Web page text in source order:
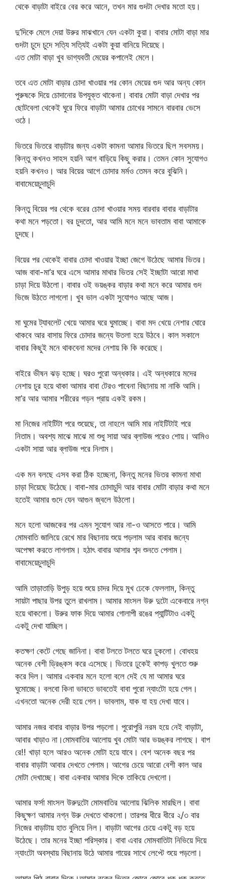
থেকে বাড়াটা বাইরে বের করে আনে, তখন মার গুদটা দেখার মতো হয়।
দু’দিকে মেলে দেয়া উরুর মাঝখানে যেন একটা কুয়া। বাবার মোটা বাড়া মার
গুদটা চুদে চুদে সত্যি সত্যিই একটা কুয়া বানিয়ে দিয়েছে।
এত মোটা বাড়া খুব ভাগ্যবতী মেয়ের কপালেই মেলে।
তবে এত মোটা বাড়ার চোদা খাওয়ার পর কোন মেয়ের গুদ আর অন্য কোন
পুরুষকে দিয়ে চোদানোর উপযুক্ত থাকেনা। বাবার মোটা বাড়া দেখার পর
ছোটবেলা থেকেই ঘুরে ফিরে বাড়াটা আমার চোখের সামনে বারবার ভেসে
ওঠে।
ভিতরে ভিতরে বাড়াটার জন্য একটা কামনা আমার ভিতরে ছিল সবসময়।
কিন্তু কখনও সাহস হয়নি আগ বাড়িয়ে কিছু করার। তেমন কোন সুযোগও
হয়নি কখনও। আর বিয়ের আগে চোদার মর্মও তেমন করে বুঝিনি।
বাবামেয়েচুদাচুদি
কিন্তু বিয়ের পর থেকে বরের চোদা খাওয়ার সময় বারবার বাবার বাড়াটার
কথা মনে পড়তো। বর চুদতো, আর আমি মনে মনে ভাবতাম বাবা আমাকে
চুদছে।
বিয়ের পর থেকেই বাবার চোদা খাওয়ার ইচ্ছা জেগে উঠেছে আমার ভিতর।
আজ বাবা-মা’র ঘরে এসে আমার মাথার ভিতর সেই ইচ্ছাটা আরো মাথা
চাড়া দিয়ে উঠলো। বাবার ওই ভয়ঙ্কর বাড়ার কথা মনে করে আমার গুদ
ভিজে উঠতে লাগলো। খুব ভাল একটা সুযোগও আছে আজ।
মা ঘুমের ট্যাবলেট খেয়ে আমার ঘরে ঘুমাচ্ছে। বাবা মদ খেয়ে নেশার ঘোরে
থাকবে আর বাসায় ফিরে চোদার জন্যে উতলা হয়ে উঠবে। কাল সকালে
বাবার কিছুই মনে থাকবেনা মদের নেশায় কি কি করেছে।
বাইরে ভীষন ঝড় হচ্ছে। ঘরও পুরো অন্ধকার। এই অন্ধকারে মদের
নেশায় চুর হয়ে থাকা আমার বাবা টেরও পাবেনা বিছানায় মা নাকি আমি।
মা’র আর আমার শরীরের গড়ন প্রায় একই রকম।
মা নিজের নাইটিটা পরে শুয়েছে, তা নাহলে আমি মার নাইটিটাই পরে
নিতাম। অবশ্য মাঝে মাঝে মা শুধু সায়া আর ব্লাউজ পরেও শোয়। আমিও
একটা সায়া আর ব্লাউজ পরে নিলাম।
এক মন বলছে এসব করা ঠিক হচ্ছেনা, কিন্তু মনের ভিতর কামনা মাথা
চাড়া দিয়েছে উঠেছে। বাবা-মার চোদাচুদি আর বাবার মোটা বাড়ার কথা মনে
হতেই আমার গুদে যেন আগুন জ্বলে উঠলো।
মনে হলো আজকের পর এমন সুযোগ আর না-ও আসতে পারে। আমি
মোমবাতি জালিয়ে রেখে মার বিছানায় শুয়ে পড়লাম আর বাবার জন্যে
অপেক্ষা করতে লাগলাম। হঠাৎ বাবার আসার শব্দ শুনতে পেলাম।
বাবামেয়েচুদাচুদি
আমি তাড়াতাড়ি উপুড় হয়ে শুয়ে চাদর দিয়ে মুখ ঢেকে ফেললাম, কিন্তু
সায়টা পাছার উপর তুলে রাখলাম। আমার মাংসল উরু দুটো একেবারে নগ্ন
হয়ে থাকলো। উরুর ফাক দিয়ে আমার গোলাপী রঙের প্যান্টিটাও একটু
একটু দেখা যাচ্ছিল।
কতক্ষণ কেটে গেছে জানিনা। বাবা টলতে টলতে ঘরে ঢুকলো। বোধহয়
অনেক বেশী ড্রিঙ্কস করে এসেছে। ভিতরে ঢুকেই কাপড় খুলতে শুরু
করে দিল। আমার একবার মনে হলো বলে দেই যে মা আমার ঘরে
ঘুমোচ্ছে। বলবো কিনা ভাবতে ভাবতেই বাবা পুরো ন্যাংটো হয়ে গেল।
এখনতো অনেক দেরী হয়ে গেল। ভাবলাম, যাক যা হয় দেখা যাবে।
আমার নজর বাবার বাড়ার উপর পড়লো। পুরোপুরি নরম হয়ে নেই বাড়াটা,
আবার খাড়াও না।মোমবাতির আলোয় খুব মোটা আর ভয়ঙ্কর লাগছে। বাপ
রে!! খাড়া হলে আরও অনেক মোটা হয়ে যাবে। বেশ অনেক বছর পর
বাবার বাড়াটা আবার দেখতে পেলাম। আগের চেয়ে আরো বেশী কাল আর
মোটা দেখাচ্ছে। বাবা একবার আমার দিকে তাকিয়ে দেখলো।
আমার ফর্সা মাংসল উরুদুটো মোমবাতির আলোয় ঝিলিক মারছিল। বাবা
কিছুক্ষণ আমার নগ্ন উরু দেখতে থাকলো। তারপর ধীরে ধীরে ২/৩ বার
নিজের বাড়াটায় হাত বুলিয়ে নিল। বাড়াটা আগের চেয়ে একটু বড় হয়ে
উঠেছে। তার মনের ইচ্ছা পরিস্কার। বাবা এবার মোমবাতিটা নিভিয়ে দিয়ে
ন্যাংটো অবস্থায় বিছানায় উঠে আমার গায়ের সাথে লেপ্টে শুয়ে পড়লো।